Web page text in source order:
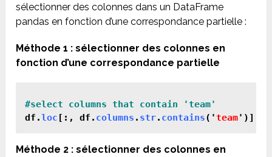
sélectionner des colonnes dans un DataFrame
pandas en fonction d’une correspondance partielle :
Méthode 1 : sélectionner des colonnes en
fonction d’une correspondance partielle
#select columns that contain 'team'
df.loc [:, df. columns . str. contains('team
Méthode 2 : sélectionner des colonnes en